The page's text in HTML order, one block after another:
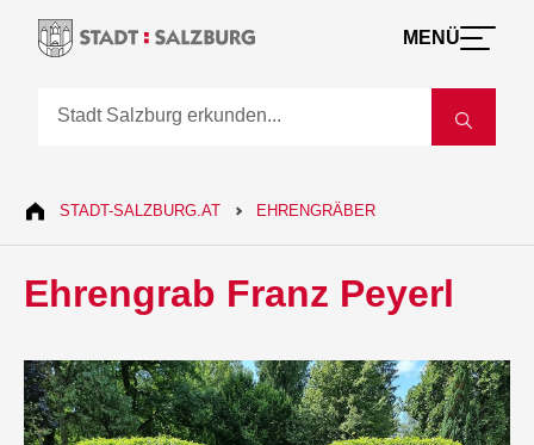
MENÜ
STADT-SALZBURG.AT EHRENGRÄBER
Ehrengrab Franz Peyerl